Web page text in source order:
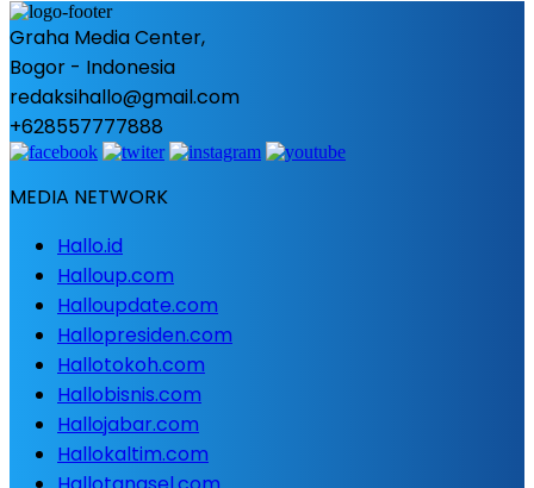
Graha Media Center,
Bogor - Indonesia
redaksihallo@gmail.com
+628557777888
MEDIA NETWORK
Hallo.id
Halloup.com
Halloupdate.com
Hallopresiden.com
Hallotokoh.com
Hallobisnis.com
Hallojabar.com
Hallokaltim.com